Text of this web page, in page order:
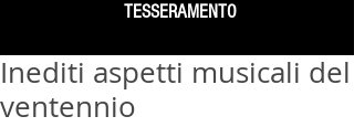
TESSERAMENTO
Inediti aspetti musicali del
ventennio